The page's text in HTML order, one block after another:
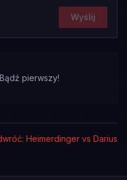
Wyślij
pierwszy!
Heimerdinger vs Darius